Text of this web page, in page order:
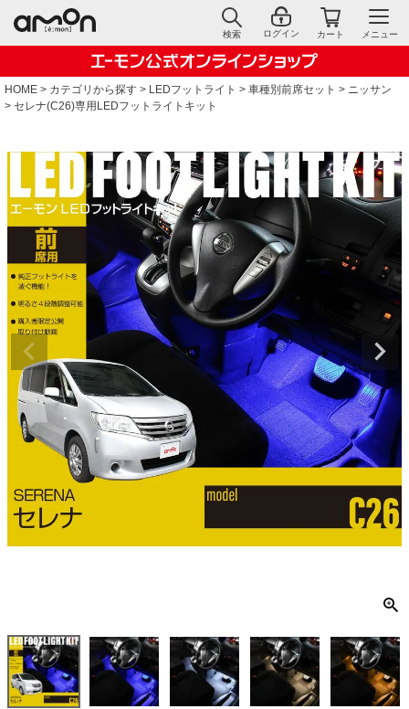
検索 ログイン カート メニュー
HOME カテゴリから探す LEDフットライト 車種別前席セット
ニッサン
セレナ(C26)専用LEDフットライトキット